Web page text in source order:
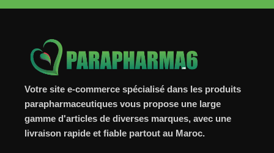
Votre site e-commerce spécialisé dans les produits
parapharmaceutiques vous propose une large
gamme d'articles de diverses marques, avec une
livraison rapide et fiable partout au Maroc.